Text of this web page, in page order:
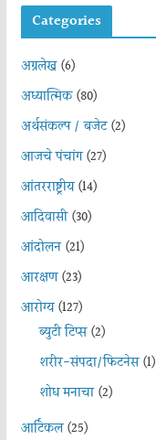
Categories
अग्रलेख(6)
अध्यात्मिक(80)
अर्थसंकल्प / बजेट(2)
आजचे पंचांग(27)
आंतरराष्ट्रीय(14)
आदिवासी(30)
आंदोलन(21)
आरक्षण(23)
आरोग्य(127)
ब्युटी टिप्स(2)
शरीर-संपदा/फिटनेस(1)
शोध मनाचा(2)
आर्टिकल(25)